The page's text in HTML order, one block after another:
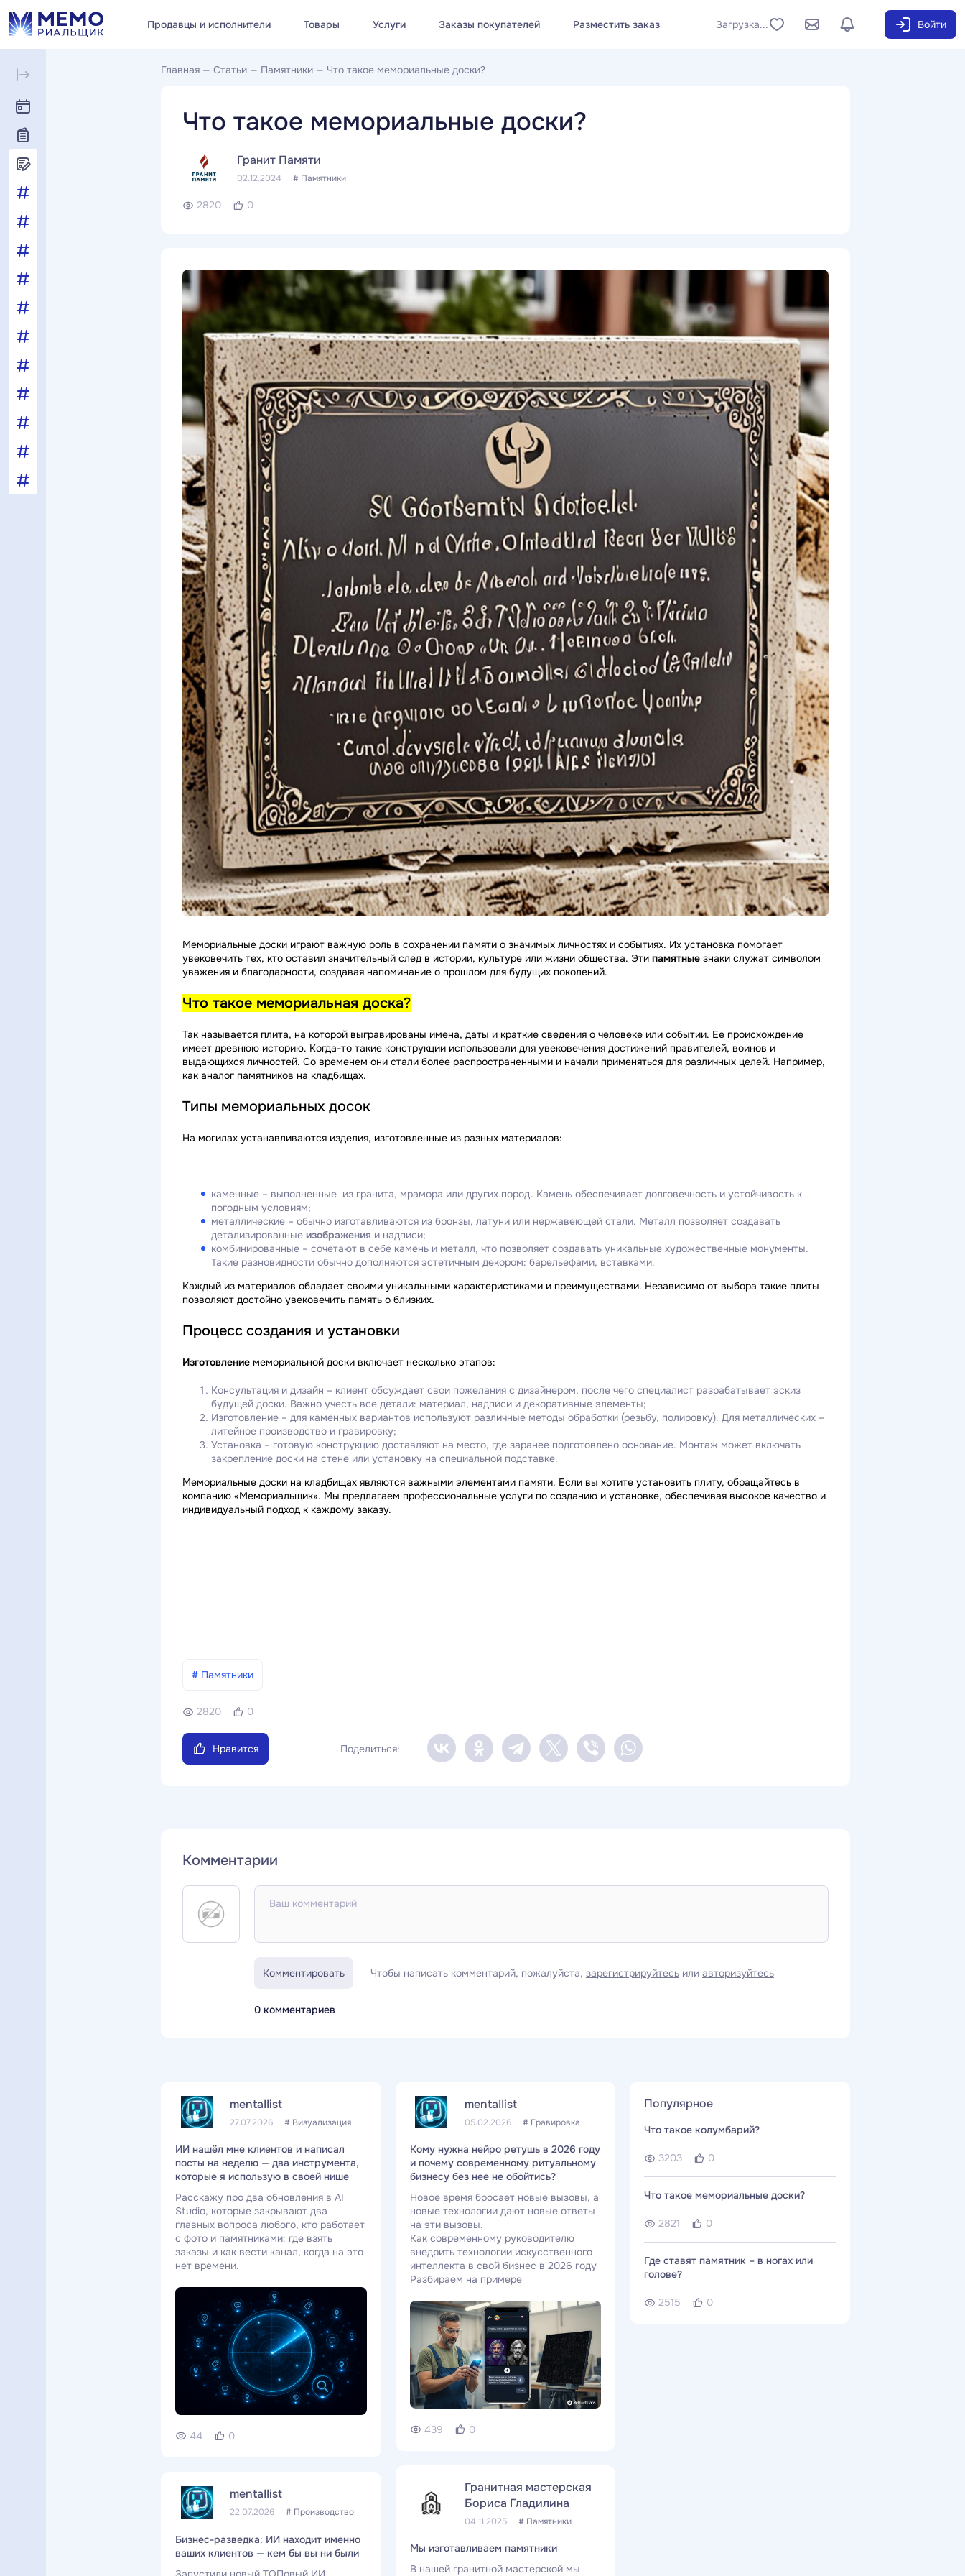
Продавцы и исполнители Товары Услуги Заказы покупателей Разместить заказ Загрузка... Войти
Главная — Статьи — Памятники — Что такое мемориальные доски?
Что такое мемориальные доски?
Гранит Памяти
02.12.2024 # Памятники
2820 0
Мемориальные доски играют важную роль в сохранении памяти о значимых личностях и событиях. Их установка помогает
увековечить тех, кто оставил значительный след в истории, культуре или жизни общества. Эти памятные знаки служат символом
уважения и благодарности, создавая напоминание о прошлом для будущих поколений.
Что такое мемориальная доска?
Так называется плита, на которой выгравированы имена, даты и краткие сведения о человеке или событии. Ее происхождение
имеет древнюю историю. Когда-то такие конструкции использовали для увековечения достижений правителей, воинов и
выдающихся личностей. Со временем они стали более распространенными и начали применяться для различных целей. Например,
как аналог памятников на кладбищах.
Типы мемориальных досок
На могилах устанавливаются изделия, изготовленные из разных материалов:
каменные – выполненные из гранита, мрамора или других пород. Камень обеспечивает долговечность и устойчивость к
погодным условиям;
металлические – обычно изготавливаются из бронзы, латуни или нержавеющей стали. Металл позволяет создавать
детализированные изображения и надписи;
комбинированные – сочетают в себе камень и металл, что позволяет создавать уникальные художественные монументы.
Такие разновидности обычно дополняются эстетичным декором: барельефами, вставками.
Каждый из материалов обладает своими уникальными характеристиками и преимуществами. Независимо от выбора такие плиты
позволяют достойно увековечить память о близких.
Процесс создания и установки
Изготовление мемориальной доски включает несколько этапов:
Консультация и дизайн – клиент обсуждает свои пожелания с дизайнером, после чего специалист разрабатывает эскиз
будущей доски. Важно учесть все детали: материал, надписи и декоративные элементы;
Изготовление – для каменных вариантов используют различные методы обработки (резьбу, полировку). Для металлических –
литейное производство и гравировку;
Установка – готовую конструкцию доставляют на место, где заранее подготовлено основание. Монтаж может включать
закрепление доски на стене или установку на специальной подставке.
Мемориальные доски на кладбищах являются важными элементами памяти. Если вы хотите установить плиту, обращайтесь в
компанию «Мемориальщик». Мы предлагаем профессиональные услуги по созданию и установке, обеспечивая высокое качество и
индивидуальный подход к каждому заказу.
# Памятники
2820 0
Нравится Поделиться:
Комментарии
Комментировать Чтобы написать комментарий, пожалуйста, зарегистрируйтесь или авторизуйтесь
0 комментариев
mentaIIist
27.07.2026 # Визуализация
ИИ нашёл мне клиентов и написал
посты на неделю — два инструмента,
которые я использую в своей нише
Расскажу про два обновления в AI
Studio, которые закрывают два
главных вопроса любого, кто работает
с фото и памятниками: где взять
заказы и как вести канал, когда на это
нет времени.
44 0
mentaIIist
22.07.2026 # Производство
Бизнес-разведка: ИИ находит именно
ваших клиентов — кем бы вы ни были
mentaIIist
05.02.2026 # Гравировка
Кому нужна нейро ретушь в 2026 году
и почему современному ритуальному
бизнесу без нее не обойтись?
Новое время бросает новые вызовы, а
новые технологии дают новые ответы
на эти вызовы.
Как современному руководителю
внедрить технологии искусственного
интеллекта в свой бизнес в 2026 году
Разбираем на примере
439 0
Гранитная мастерская
Бориса Гладилина
04.11.2025 # Памятники
Мы изготавливаем памятники
В нашей гранитной мастерской мы
Популярное
Что такое колумбарий?
3203 0
Что такое мемориальные доски?
2821 0
Где ставят памятник – в ногах или
голове?
2515 0